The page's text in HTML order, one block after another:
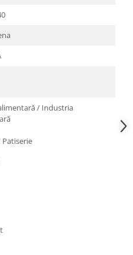
/ Industria